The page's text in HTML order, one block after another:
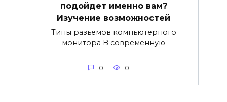
подойдет именно вам?
Изучение возможностей
Типы разъемов компьютерного
монитора В современную
0 0